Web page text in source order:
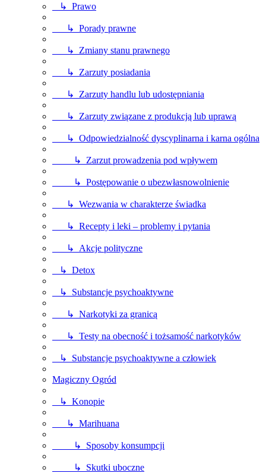
↳ Prawo
↳ Porady prawne
↳ Zmiany stanu prawnego
↳ Zarzuty posiadania
↳ Zarzuty handlu lub udostępniania
↳ Zarzuty związane z produkcją lub uprawą
↳ Odpowiedzialność dyscyplinarna i karna ogólna
↳ Zarzut prowadzenia pod wpływem
↳ Postępowanie o ubezwłasnowolnienie
↳ Wezwania w charakterze świadka
↳ Recepty i leki – problemy i pytania
↳ Akcje polityczne
↳ Detox
↳ Substancje psychoaktywne
↳ Narkotyki za granicą
↳ Testy na obecność i tożsamość narkotyków
↳ Substancje psychoaktywne a człowiek
Magiczny Ogród
↳ Konopie
↳ Marihuana
↳ Sposoby konsumpcji
↳ Skutki uboczne